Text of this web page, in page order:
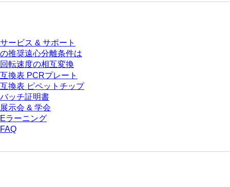
サービス & サポート
の推奨遠心分離条件は
回転速度の相互変換
互換表 PCRプレート
互換表 ピペットチップ
バッチ証明書
展示会 & 学会
Eラーニング
FAQ